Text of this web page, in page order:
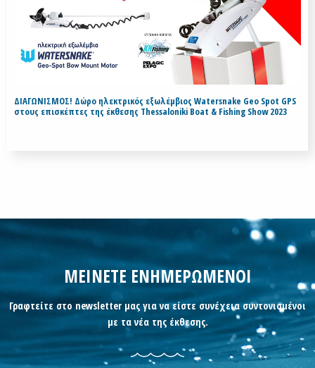
ΔΙΑΓΩΝΙΣΜΟΣ! Δώρο ηλεκτρικός εξωλέμβιος Watersnake Geo Spot GPS
στους επισκέπτες της έκθεσης Thessaloniki Boat & Fishing Show 2023
ΜΕΙΝΕΤΕ ΕΝΗΜΕΡΩΜΕΝΟΙ
Γραφτείτε στο newsletter μας για να είστε συνέχεια συντονισμένοι
με τα νέα της έκθεσης.